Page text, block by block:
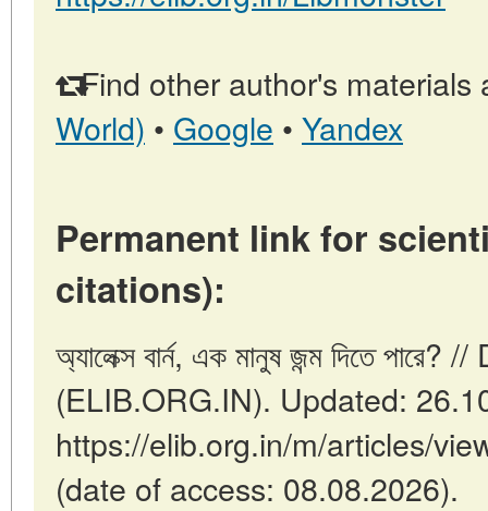
Find other author's materials
World) • Google • Yandex
Permanent link for
citations):
অ্যালেক্স বার্ন, এক মানুষ জন্ম দিতে
(ELIB.ORG.IN). Updated:
https://elib.org.in/m/articles/
(date of access: 08.08.2026).